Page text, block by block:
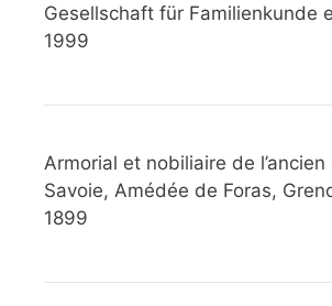
Gesellschaft für Familienkunde
1999
Armorial et nobiliaire de
Savoie, Amédée de Foras,
1899